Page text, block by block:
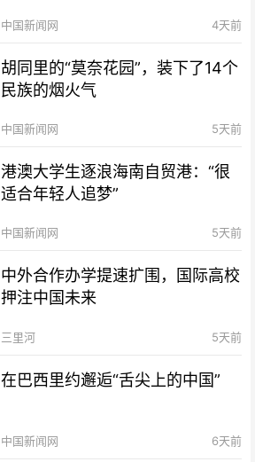
中国新闻网 4天前
胡同里的“莫奈花园”，装下了14个
民族的烟火气
中国新闻网 5天前
港澳大学生逐浪海南自贸港：“很
适合年轻人追梦”
中国新闻网 5天前
中外合作办学提速扩围，国际高校
押注中国未来
三里河 5天前
在巴西里约邂逅“舌尖上的中国”
中国新闻网 6天前